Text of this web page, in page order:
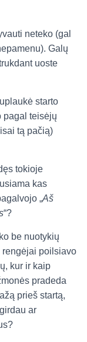
neteko (gal
Galų
uoste
starto
pagal teisėjų
tą pačią)
tokioje
kas
„Aš
“?
be nuotykių
rengėjai poilsiavo
kur ir kaip
pradeda
prieš startą,
ar